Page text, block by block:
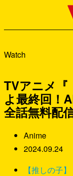
Watch
TVアニメ『
よ最終回！
全話無料配
Anime
2024.09.24
【推しの子】